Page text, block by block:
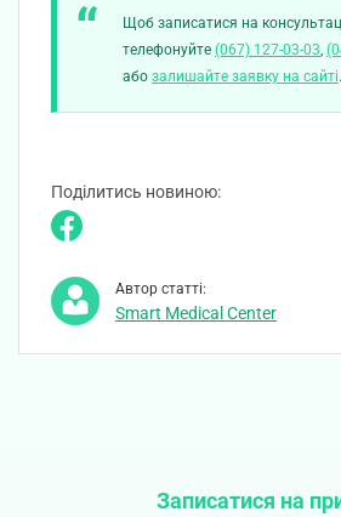
Щоб записатися на
телефонуйте (067) 127-03-03
або залишайте заявку на сайті.
Поділитись новиною:
Автор статті:
Smart Medical Center
Записатися на